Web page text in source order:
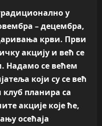
у
– децембра,
крви. Први
акцију и већ се
Надамо се већем
који су се већ
планира са
акције које ће,
осећаја